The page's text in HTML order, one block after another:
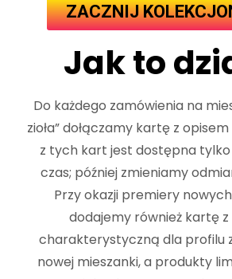
ZACZNIJ
Jak to
Do każdego zamówienia na
zioła” dołączamy kartę z
z tych kart jest dostępna
czas; później zmieniamy
Przy okazji premiery
dodajemy również kartę
charakterystyczną dla profilu
nowej mieszanki, a produkty